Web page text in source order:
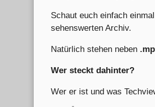
Schaut euch einfach
sehenswerten Archiv.
Natürlich stehen neben
Wer steckt dahinter?
Wer er ist und was